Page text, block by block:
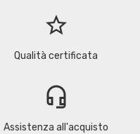
star_border
Qualità certificata
headset_mic
Assistenza all'acquisto